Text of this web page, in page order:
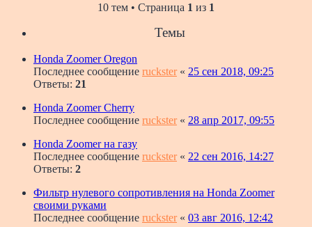
10 тем • Страница 1 из 1
Темы
Honda Zoomer Oregon
Последнее сообщение ruckster« 25 сен 2018, 09:25
Ответы: 21
Honda Zoomer Cherry
Последнее сообщение ruckster« 28 апр 2017, 09:55
Honda Zoomer на газу
Последнее сообщение ruckster« 22 сен 2016, 14:27
Ответы: 2
Фильтр нулевого сопротивления на Honda Zoomer
своими руками
Последнее сообщение ruckster« 03 авг 2016, 12:42